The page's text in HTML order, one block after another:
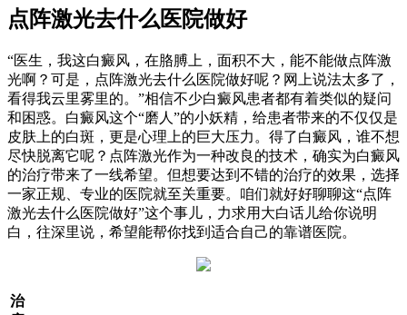
点阵激光去什么医院做好
“医生，我这白癜风，在胳膊上，面积不大，能不能做点阵激
光啊？可是，点阵激光去什么医院做好呢？网上说法太多了，
看得我云里雾里的。”相信不少白癜风患者都有着类似的疑问
和困惑。白癜风这个“磨人”的小妖精，给患者带来的不仅仅是
皮肤上的白斑，更是心理上的巨大压力。得了白癜风，谁不想
尽快脱离它呢？点阵激光作为一种改良的技术，确实为白癜风
的治疗带来了一线希望。但想要达到不错的治疗的效果，选择
一家正规、专业的医院就至关重要。咱们就好好聊聊这“点阵
激光去什么医院做好”这个事儿，力求用大白话儿给你说明
白，往深里说，希望能帮你找到适合自己的靠谱医院。
治